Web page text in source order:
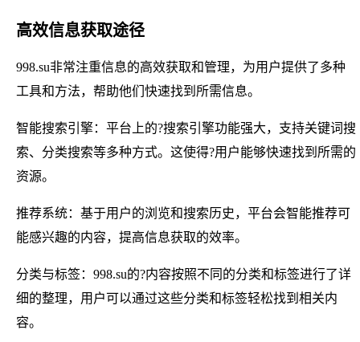
高效信息获取途径
998.su非常注重信息的高效获取和管理，为用户提供了多种
工具和方法，帮助他们快速找到所需信息。
智能搜索引擎：平台上的?搜索引擎功能强大，支持关键词搜
索、分类搜索等多种方式。这使得?用户能够快速找到所需的
资源。
推荐系统：基于用户的浏览和搜索历史，平台会智能推荐可
能感兴趣的内容，提高信息获取的效率。
分类与标签：998.su的?内容按照不同的分类和标签进行了详
细的整理，用户可以通过这些分类和标签轻松找到相关内
容。